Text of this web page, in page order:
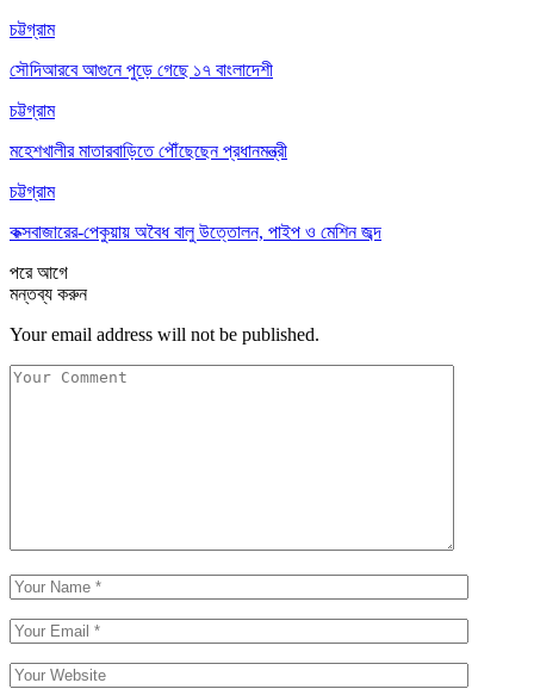
চট্টগ্রাম
সৌদিআরবে আগুনে পুড়ে গেছে ১৭ বাংলাদেশী
চট্টগ্রাম
মহেশখালীর মাতারবাড়িতে পৌঁছেছেন প্রধানমন্ত্রী
চট্টগ্রাম
কক্সবাজারের-পেকুয়ায় অবৈধ বালু উত্তোলন, পাইপ ও মেশিন জব্দ
পরেআগে
মন্তব্য করুন
Your email address will not be published.